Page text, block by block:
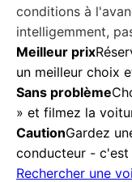
conditions à
intelligemment,
Meilleur prix
un meilleur choix
Sans problème
» et filmez la
CautionGardez
conducteur - c'est
Rechercher une